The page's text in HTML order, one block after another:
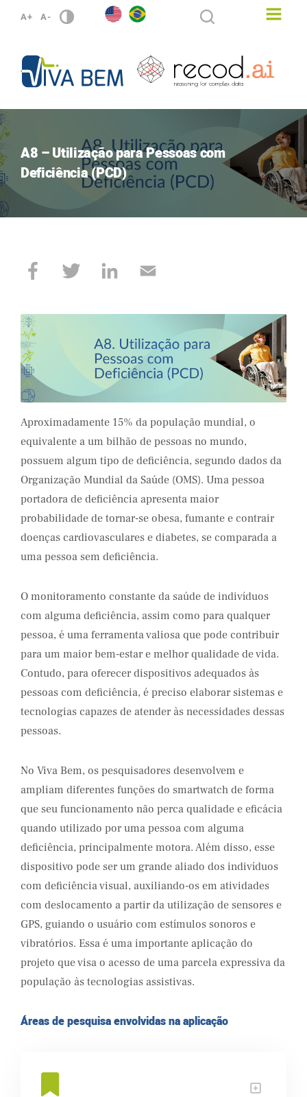
A+ A-
A8 – Utilização para Pessoas com
Deficiência (PCD)
Aproximadamente 15% da população mundial, o
equivalente a um bilhão de pessoas no mundo,
possuem algum tipo de deficiência, segundo dados da
Organização Mundial da Saúde (OMS). Uma pessoa
portadora de deficiência apresenta maior
probabilidade de tornar-se obesa, fumante e contrair
doenças cardiovasculares e diabetes, se comparada a
uma pessoa sem deficiência.
O monitoramento constante da saúde de indivíduos
com alguma deficiência, assim como para qualquer
pessoa, é uma ferramenta valiosa que pode contribuir
para um maior bem-estar e melhor qualidade de vida.
Contudo, para oferecer dispositivos adequados às
pessoas com deficiência, é preciso elaborar sistemas e
tecnologias capazes de atender às necessidades dessas
pessoas.
No Viva Bem, os pesquisadores desenvolvem e
ampliam diferentes funções do smartwatch de forma
que seu funcionamento não perca qualidade e eficácia
quando utilizado por uma pessoa com alguma
deficiência, principalmente motora. Além disso, esse
dispositivo pode ser um grande aliado dos indivíduos
com deficiência visual, auxiliando-os em atividades
com deslocamento a partir da utilização de sensores e
GPS, guiando o usuário com estímulos sonoros e
vibratórios. Essa é uma importante aplicação do
projeto que visa o acesso de uma parcela expressiva da
população às tecnologias assistivas.
Áreas de pesquisa envolvidas na aplicação